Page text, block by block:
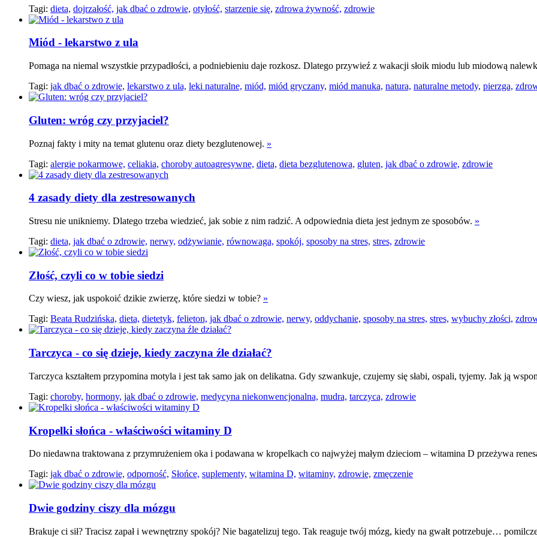
Tagi: dieta, dojrzałość, jak dbać o zdrowie, otyłość, starzenie się, zdrowa żywność, zdrowie
Miód - lekarstwo z ula
Pomaga na niemal wszystkie przypadłości, a podniebieniu daje rozkosz. Dlatego przywieź z wakacji słoik miodu lub miodową
Tagi: jak dbać o zdrowie, lekarstwo z ula, leki naturalne, miód, miód gryczany, miód manuka, natura, naturalne metody, pierzga,
Gluten: wróg czy przyjaciel?
Poznaj fakty i mity na temat glutenu oraz diety bezglutenowej. »
Tagi: alergie pokarmowe, celiakia, choroby autoagresywne, dieta, dieta bezglutenowa, gluten, jak dbać o zdrowie, zdrowie
4 zasady diety dla zestresowanych
Stresu nie unikniemy. Dlatego trzeba wiedzieć, jak sobie z nim radzić. A odpowiednia dieta jest jednym ze sposobów. »
Tagi: dieta, jak dbać o zdrowie, nerwy, odżywianie, równowaga, spokój, sposoby na stres, stres, zdrowie
Złość, czyli co w tobie siedzi
Czy wiesz, jak uspokoić dzikie zwierzę, które siedzi w tobie? »
Tagi: Beata Rudzińska, dieta, dietetyk, felieton, jak dbać o zdrowie, nerwy, oddychanie, sposoby na stres, stres, wybuchy złości,
Tarczyca - co się dzieje, kiedy zaczyna źle działać?
Tarczyca kształtem przypomina motyla i jest tak samo jak on delikatna. Gdy szwankuje, czujemy się słabi, ospali, tyjemy. Jak ją
Tagi: choroby, hormony, jak dbać o zdrowie, medycyna niekonwencjonalna, mudra, tarczyca, zdrowie
Kropelki słońca - właściwości witaminy D
Do niedawna traktowana z przymrużeniem oka i podawana w kropelkach co najwyżej małym dzieciom – witamina D przeżywa
Tagi: jak dbać o zdrowie, odporność, Słońce, suplementy, witamina D, witaminy, zdrowie, zmęczenie
Dwie godziny ciszy dla mózgu
Brakuje ci sił? Tracisz zapał i wewnętrzny spokój? Nie bagatelizuj tego. Tak reaguje twój mózg, kiedy na gwałt potrzebuje…